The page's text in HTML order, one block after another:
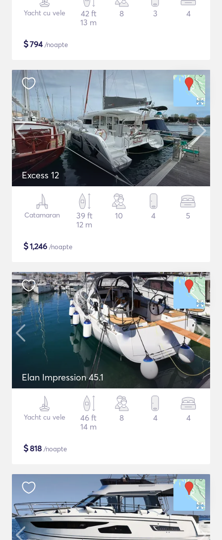
Yacht cu vele
42 ft
13 m
8 3 4
$794/noapte
Excess 12
Catamaran
39 ft
12 m
10 4 5
$1,246 /noapte
Elan Impression 45.1
Yacht cu vele
46 ft
14 m
8 4 4
$818 /noapte